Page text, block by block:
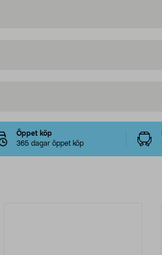
Öppet köp
365 dagar öppet köp